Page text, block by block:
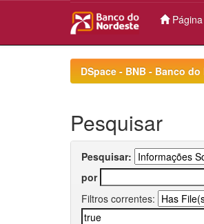
DSpace - BNB - Banco
Pesquisar
Pesquisar:
por
Filtros correntes: